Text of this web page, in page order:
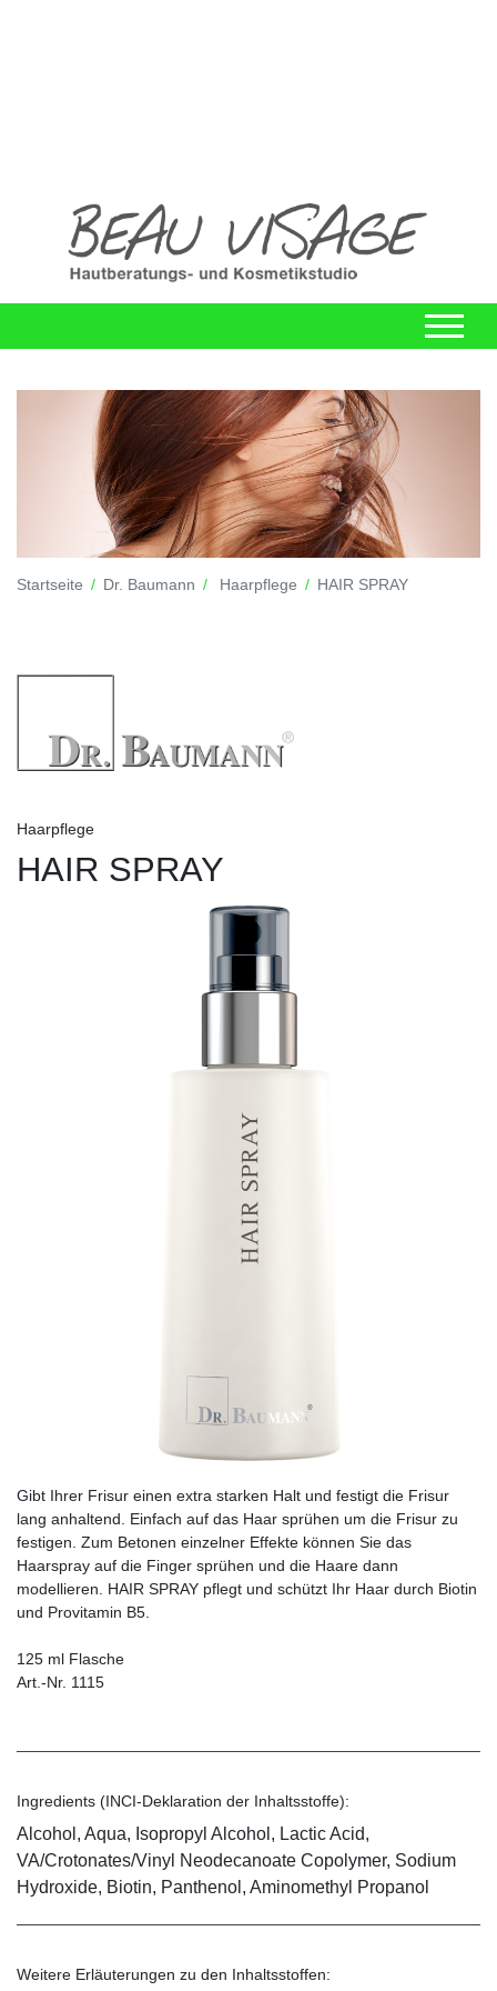
Startseite Dr. Baumann Haarpflege HAIR SPRAY
Haarpflege
HAIR SPRAY
Gibt Ihrer Frisur einen extra starken Halt und festigt die Frisur
lang anhaltend. Einfach auf das Haar sprühen um die Frisur zu
festigen. Zum Betonen einzelner Effekte können Sie das
Haarspray auf die Finger sprühen und die Haare dann
modellieren. HAIR SPRAY pflegt und schützt Ihr Haar durch Biotin
und Provitamin B5.
125 ml Flasche
Art.-Nr. 1115
Ingredients (INCI-Deklaration der Inhaltsstoffe):
Alcohol, Aqua, Isopropyl Alcohol, Lactic Acid,
VA/Crotonates/Vinyl Neodecanoate Copolymer, Sodium
Hydroxide, Biotin, Panthenol, Aminomethyl Propanol
Weitere Erläuterungen zu den Inhaltsstoffen: